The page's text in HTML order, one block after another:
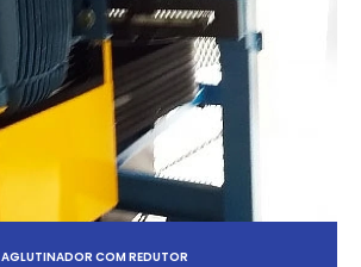
AGLUTINADOR COM REDUTOR